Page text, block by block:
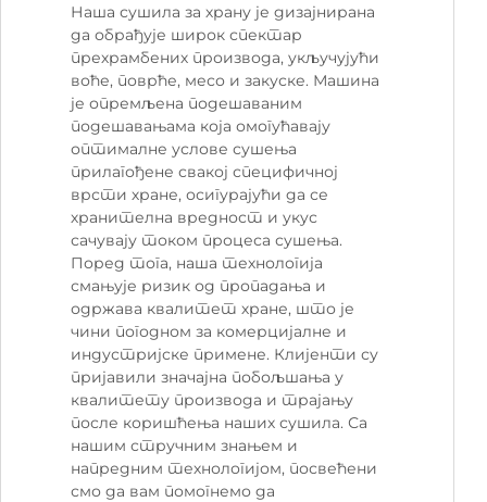
Наша сушила за храну је дизајнирана
да обрађује широк спектар
прехрамбених производа, укључујући
воће, поврће, месо и закуске. Машина
је опремљена подешаваним
подешавањама која омогућавају
оптималне услове сушења
прилагођене свакој специфичној
врсти хране, осигурајући да се
хранителна вредност и укус
сачувају током процеса сушења.
Поред тога, наша технологија
смањује ризик од пропадања и
одржава квалитет хране, што је
чини погодном за комерцијалне и
индустријске примене. Клијенти су
пријавили значајна побољшања у
квалитету производа и трајању
после коришћења наших сушила. Са
нашим стручним знањем и
напредним технологијом, посвећени
смо да вам помогнемо да